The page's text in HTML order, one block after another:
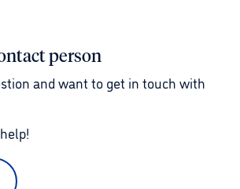
person
and want to get in touch with